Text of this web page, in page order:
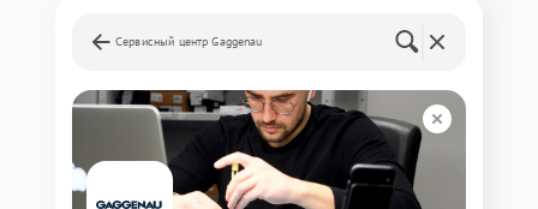
Сервисный центр Gaggenau